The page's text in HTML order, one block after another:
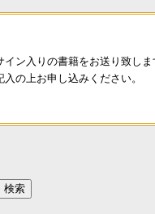
イン入りの書籍をお送り致しま
の上お申し込みください。